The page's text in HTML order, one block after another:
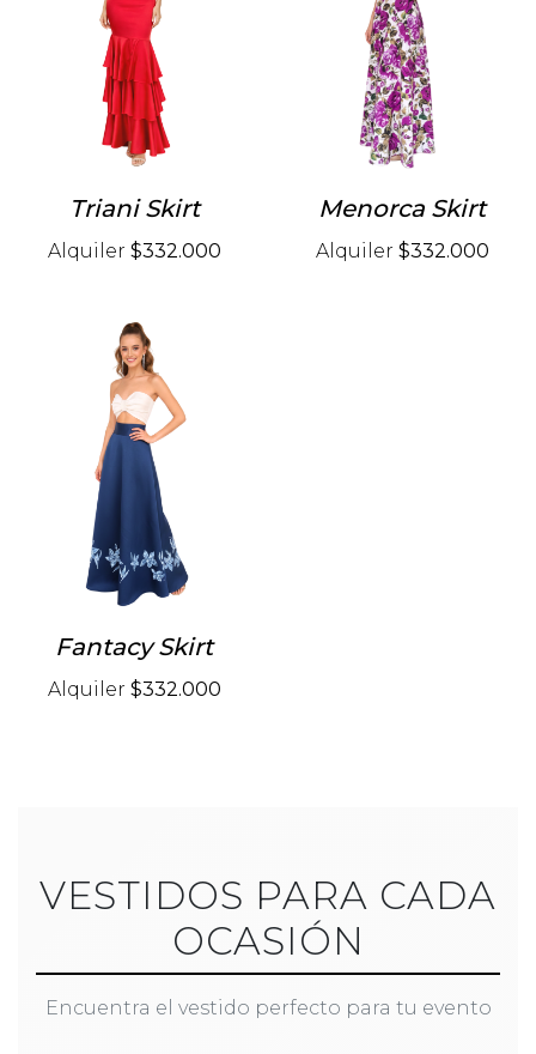
Triani Skirt
Alquiler $332.000
Menorca Skirt
Alquiler $332.000
Fantacy Skirt
Alquiler $332.000
VESTIDOS PARA CADA
OCASIÓN
Encuentra el vestido perfecto para tu evento